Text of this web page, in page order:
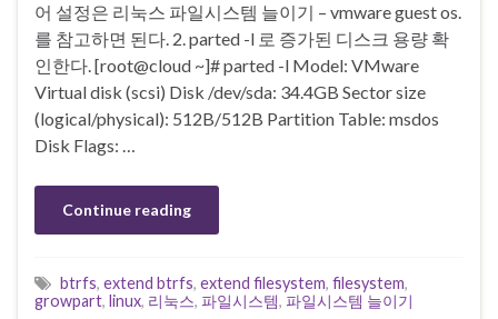
어 설정은 리눅스 파일시스템 늘이기 – vmware guest os.
를 참고하면 된다. 2. parted -l 로 증가된 디스크 용량 확
인한다. [root@cloud ~]# parted -l Model: VMware
Virtual disk (scsi) Disk /dev/sda: 34.4GB Sector size
(logical/physical): 512B/512B Partition Table: msdos
Disk Flags: …
Continue reading
btrfs, extend btrfs, extend filesystem, filesystem,
growpart, linux, 리눅스, 파일시스템, 파일시스템 늘이기